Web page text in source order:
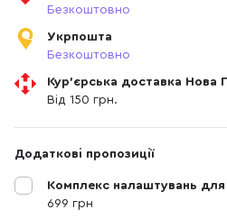
Безкоштовно
Укрпошта
Безкоштовно
Кур'єрська доставка Нова
Від 150 грн.
Додаткові пропозиції
Комплекс налаштувань
699 грн